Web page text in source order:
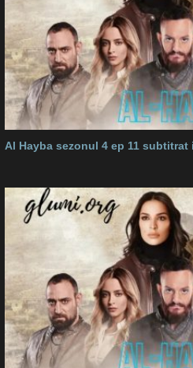
Al Hayba sezonul 4 ep 11